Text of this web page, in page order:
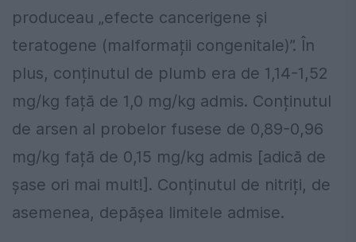
produceau „efecte cancerigene și
teratogene (malformații congenitale)”. În
plus, conținutul de plumb era de 1,14-1,52
mg/kg față de 1,0 mg/kg admis. Conținutul
de arsen al probelor fusese de 0,89-0,96
mg/kg față de 0,15 mg/kg admis [adică de
șase ori mai mult!]. Conținutul de nitriți, de
asemenea, depășea limitele admise.